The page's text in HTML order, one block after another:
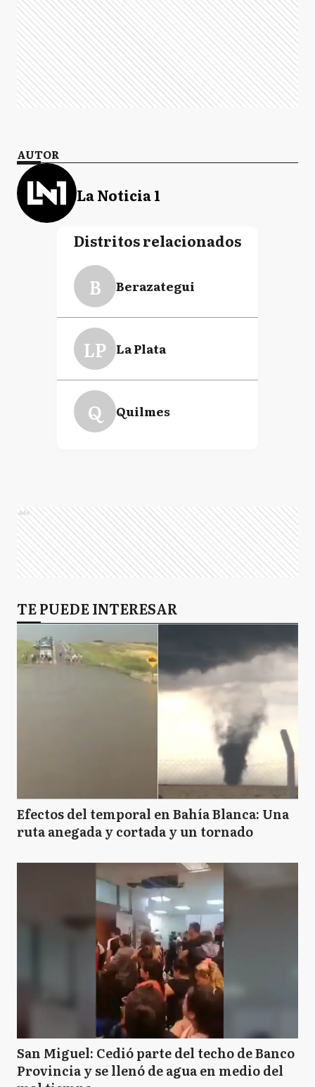
AUTOR
La Noticia 1
Distritos relacionados
B Berazategui
LP La Plata
Q Quilmes
Ads
TE PUEDE INTERESAR
Efectos del temporal en Bahía Blanca: Una
ruta anegada y cortada y un tornado
San Miguel: Cedió parte del techo de Banco
Provincia y se llenó de agua en medio del